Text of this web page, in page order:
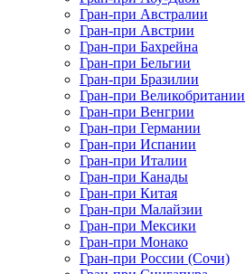
Гран-при Австралии
Гран-при Австрии
Гран-при Бахрейна
Гран-при Бельгии
Гран-при Бразилии
Гран-при Великобритании
Гран-при Венгрии
Гран-при Германии
Гран-при Испании
Гран-при Италии
Гран-при Канады
Гран-при Китая
Гран-при Малайзии
Гран-при Мексики
Гран-при Монако
Гран-при России (Сочи)